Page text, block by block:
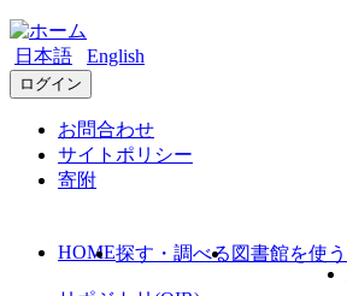
日本語 English
ログイン
お問合わせ
サイトポリシー
寄附
HOME探す・調べる 図書館を使う